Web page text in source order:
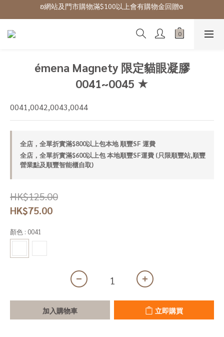
ʚ 網站免費登記會員,登入後可下單ɞ Click Here
ʚ網站及門市購物滿$100以上會有購物金回贈ɞ
ʚ 網站免費登記會員,登入後可下單ɞ Click Here
émena Magnety 限定貓眼凝膠
0041~0045 ★
0041,0042,0043,0044
全店，全單折實滿$800以上包本地 順豐SF 運費
全店，全單折實滿$600以上包 本地順豐SF運費 (只限順豐站,順豐
營業點及順豐智能櫃自取)
HK$125.00
HK$75.00
顏色 : 0041
加入購物車 立即購買